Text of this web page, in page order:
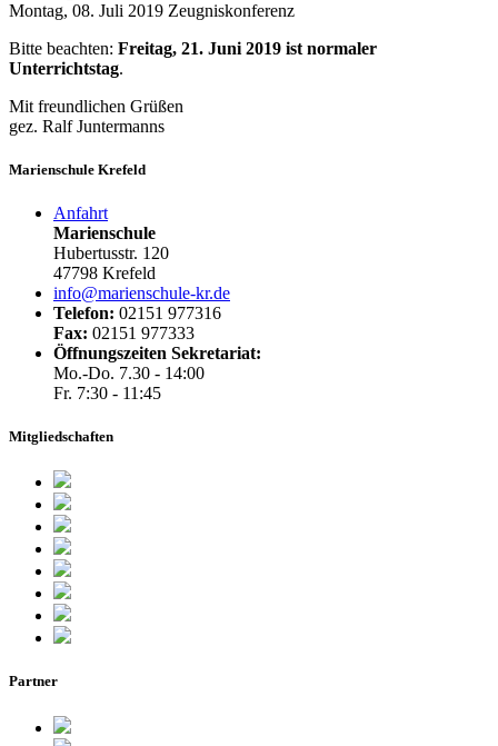
Montag, 08. Juli 2019 Zeugniskonferenz
Bitte beachten: Freitag, 21. Juni 2019 ist normaler
Unterrichtstag.
Mit freundlichen Grüßen
gez. Ralf Juntermanns
Marienschule Krefeld
Anfahrt
Marienschule
Hubertusstr. 120
47798 Krefeld
info@marienschule-kr.de
Telefon: 02151 977316
Fax: 02151 977333
Öffnungszeiten Sekretariat:
Mo.-Do. 7.30 - 14:00
Fr. 7:30 - 11:45
Mitgliedschaften
Partner